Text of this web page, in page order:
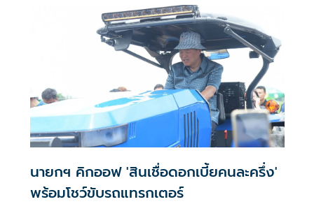
นายกฯ คิกออฟ 'สินเชื่อดอกเบี้ยคนละครึ่ง'
พร้อมโชว์ขับรถแทรกเตอร์